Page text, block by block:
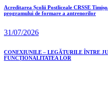
Acreditarea Școlii Postliceale CRSSE
programului de formare a antrenorilor
31/07/2026
CONEXIUNILE – LEGĂTURILE ÎNTRE
FUNCȚIONALITATEA LOR